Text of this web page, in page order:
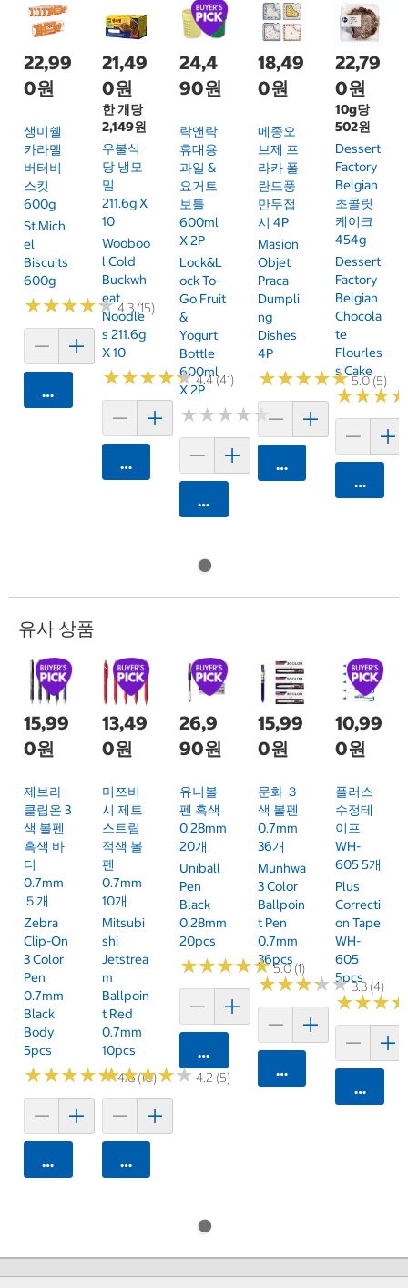
22,99
0원
생미쉘
카라멜
버터비
스킷
600g
St.Mich
El
Biscuits
600g
★★★★★
★★★★★4.3 (15)
카트에 담기
21,49
0원
한 개당
2,149원
우불식
당 냉모
밀
211.6g X
10
Wooboo
L Cold
Buckwh
Eat
Noodle
S 211.6g
X 10
★★★★★
★★★★★4.4 (41)
카트에 담기
24,4
90원
락앤락
휴대용
과일 &
요거트
보틀
600ml
X 2P
Lock&L
Ock To-
Go Fruit
&
Yogurt
Bottle
600ml
X 2P
★★★★★
★★★★★
카트에 담기
18,49
0원
메종오
브제 프
라카 폴
란드풍
만두접
시 4P
Masion
Objet
Praca
Dumpli
Ng
Dishes
4P
★★★★★
★★★★★5.0 (5)
카트에 담기
22,79
0원
10g당
502원
Dessert
Factory
Belgian
초콜릿
케이크
454g
Dessert
Factory
Belgian
Chocola
Te
Flourles
S Cake
★★★
★★★
카트에
유사 상품
15,99
0원
제브라
클립온 3
색 볼펜
흑색 바
디
0.7mm
５개
Zebra
Clip-On
3 Color
Pen
0.7mm
Black
Body
5pcs
★★★★★
★★★★★4.6 (10)
카트에 담기
13,49
0원
미쯔비
시 제트
스트림
적색 볼
펜
0.7mm
10개
Mitsubi
Shi
Jetstrea
M
Ballpoin
T Red
0.7mm
10pcs
★★★★★
★★★★★4.2 (5)
카트에 담기
26,9
90원
유니볼
펜 흑색
0.28mm
20개
Uniball
Pen
Black
0.28mm
20pcs
★★★★★
★★★★★5.0 (1)
카트에 담기
15,99
0원
문화 ３
색 볼펜
0.7mm
36개
Munhwa
3 Color
Ballpoin
T Pen
0.7mm
36pcs
★★★★★
★★★★★3.3 (4)
카트에 담기
10,99
0원
플러스
수정테
이프
WH-
605 5개
Plus
Correcti
On Tape
WH-
605
5pcs
★★★
★★★
카트에